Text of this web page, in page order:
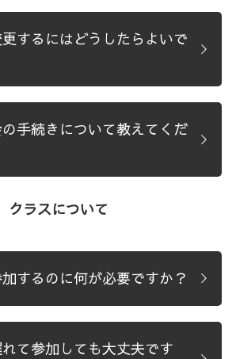
するにはどうしたらよいで
手続きについて教えてくだ
クラスについて
するのに何が必要ですか？
て参加しても大丈夫です